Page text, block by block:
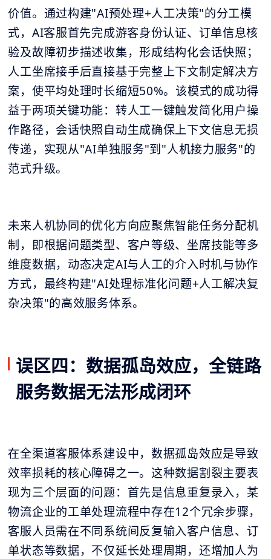
价值。通过构建"AI预处理+人工决策"的分工模
式，AI客服首先完成游客身份认证、订单信息核
验及故障初步描述收集，形成结构化会话快照；
人工坐席接手后直接基于完整上下文制定解决方
案，使平均处理时长缩短50%。该模式的成功得
益于两项关键功能：转人工一键触发简化用户操
作路径，会话快照自动生成确保上下文信息无损
传递，实现从"AI单独服务"到"人机接力服务"的
范式升级。
未来人机协同的优化方向应聚焦智能任务分配机
制，即根据问题类型、客户等级、坐席技能等多
维度数据，动态决定AI与人工的介入时机与协作
方式，最终构建"AI处理标准化问题+人工解决复
杂决策"的高效服务体系。
误区四：数据孤岛效应，全链路
服务数据无法形成闭环
在全渠道客服体系建设中，数据孤岛效应是导致
效率损耗的核心障碍之一。这种数据割裂主要表
现为三个层面的问题：首先是信息重复录入，某
物流企业的工单处理流程中存在12个冗余步骤，
客服人员需在不同系统间反复输入客户信息、订
单状态等数据，不仅延长处理周期，还增加人为